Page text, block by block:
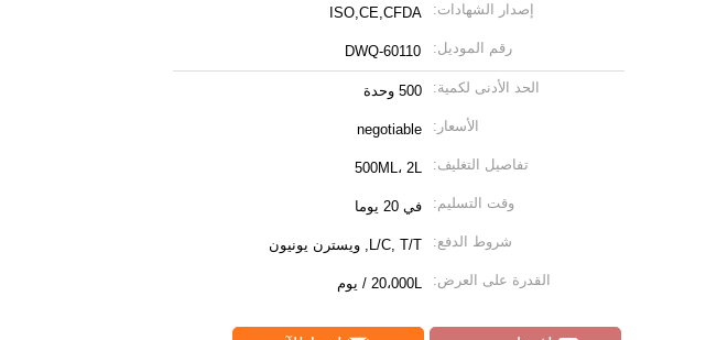
إصدار الشهادات: ISO,CE,CFDA
رقم الموديل: DWQ-60110
الحد الأدنى لكمية: 500 وحدة
الأسعار: negotiable
تفاصيل التغليف: 500ML، 2L
وقت التسليم: في 20 يوما
شروط الدفع: L/C, T/T, ويسترن يونيون
القدرة على العرض: 20،000L / يوم